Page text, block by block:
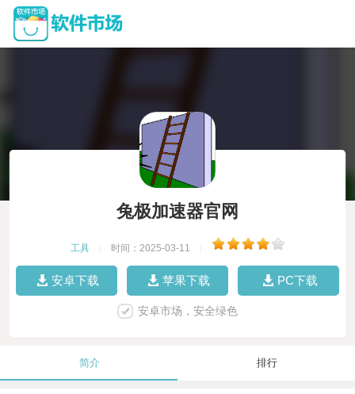
兔极加速器官网
工具 时间：2025-03-11
安卓下载 苹果下载 PC下载
安卓市场，安全绿色
简介 排行